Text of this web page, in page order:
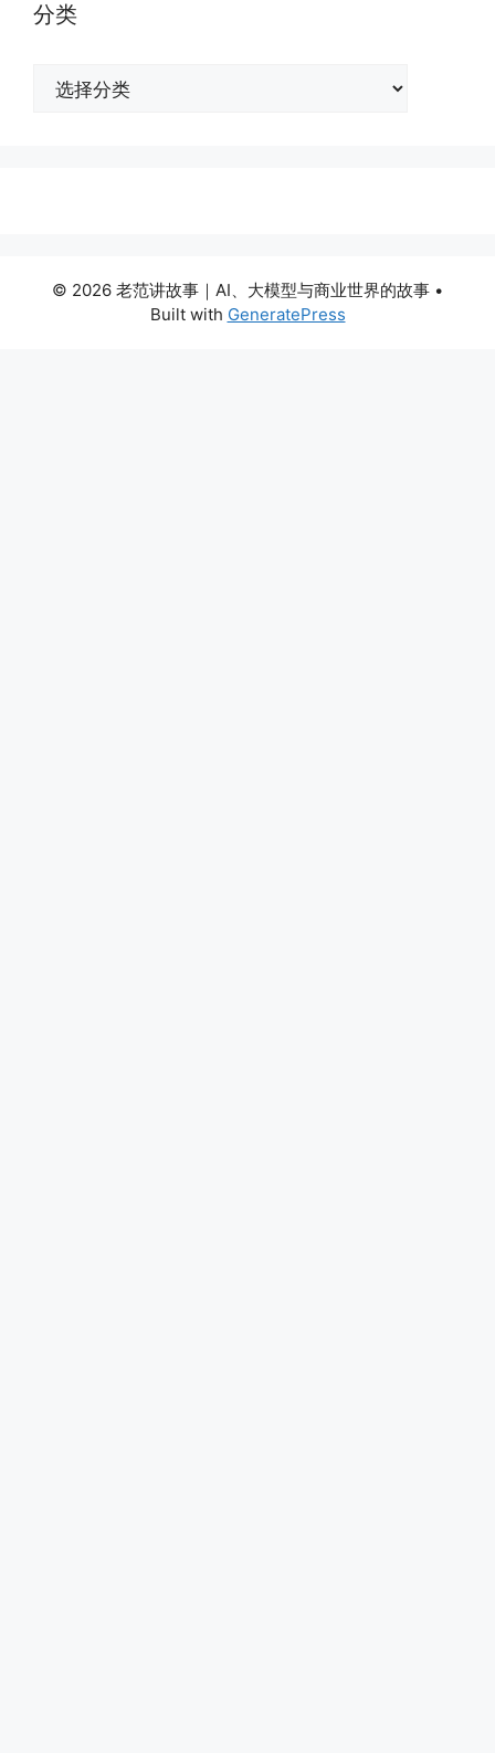
分类
© 2026 老范讲故事｜AI、大模型与商业世界的故事 •
Built with GeneratePress